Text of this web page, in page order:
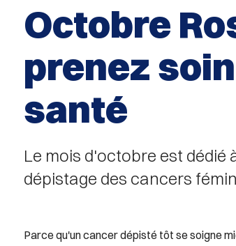
Octobre
prenez
santé
Le mois d'octobre est dédié
dépistage des cancers
Parce qu'un cancer dépisté tôt se soigne